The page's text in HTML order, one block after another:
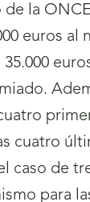
de la
euros al
cuatro
caso de
para